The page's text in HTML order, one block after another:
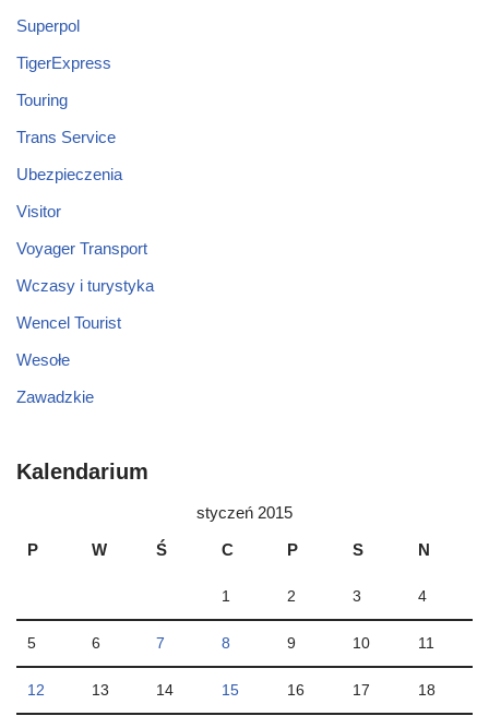
Superpol
TigerExpress
Touring
Trans Service
Ubezpieczenia
Visitor
Voyager Transport
Wczasy i turystyka
Wencel Tourist
Wesołe
Zawadzkie
Kalendarium
styczeń 2015
P
W Ś C P S N
1 2 3 4
5 6 7 8 9 10 11
12 13 14 15 16 17 18